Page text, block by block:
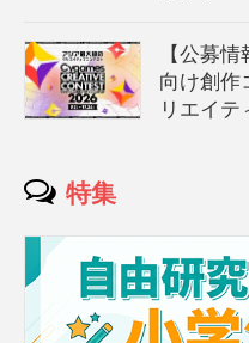
【公募
向け創作
リエイテ
特集